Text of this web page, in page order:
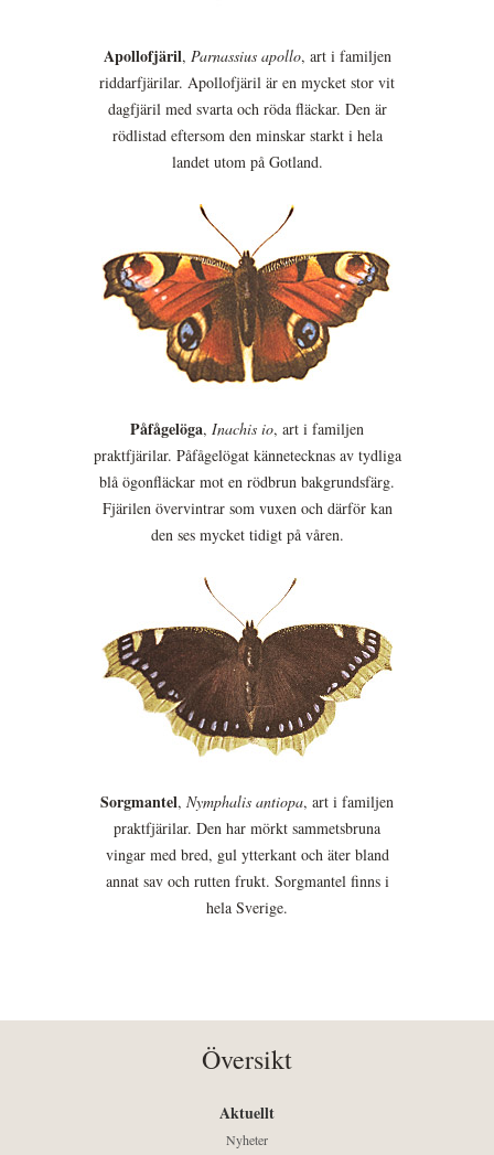
Apollofjäril, Parnassius apollo, art i familjen
riddarfjärilar. Apollofjäril är en mycket stor vit
dagfjäril med svarta och röda fläckar. Den är
rödlistad eftersom den minskar starkt i hela
landet utom på Gotland.
Påfågelöga, Inachis io, art i familjen
praktfjärilar. Påfågelögat kännetecknas av tydliga
blå ögonfläckar mot en rödbrun bakgrundsfärg.
Fjärilen övervintrar som vuxen och därför kan
den ses mycket tidigt på våren.
Sorgmantel, Nymphalis antiopa, art i familjen
praktfjärilar. Den har mörkt sammetsbruna
vingar med bred, gul ytterkant och äter bland
annat sav och rutten frukt. Sorgmantel finns i
hela Sverige.
Översikt
Aktuellt
Nyheter